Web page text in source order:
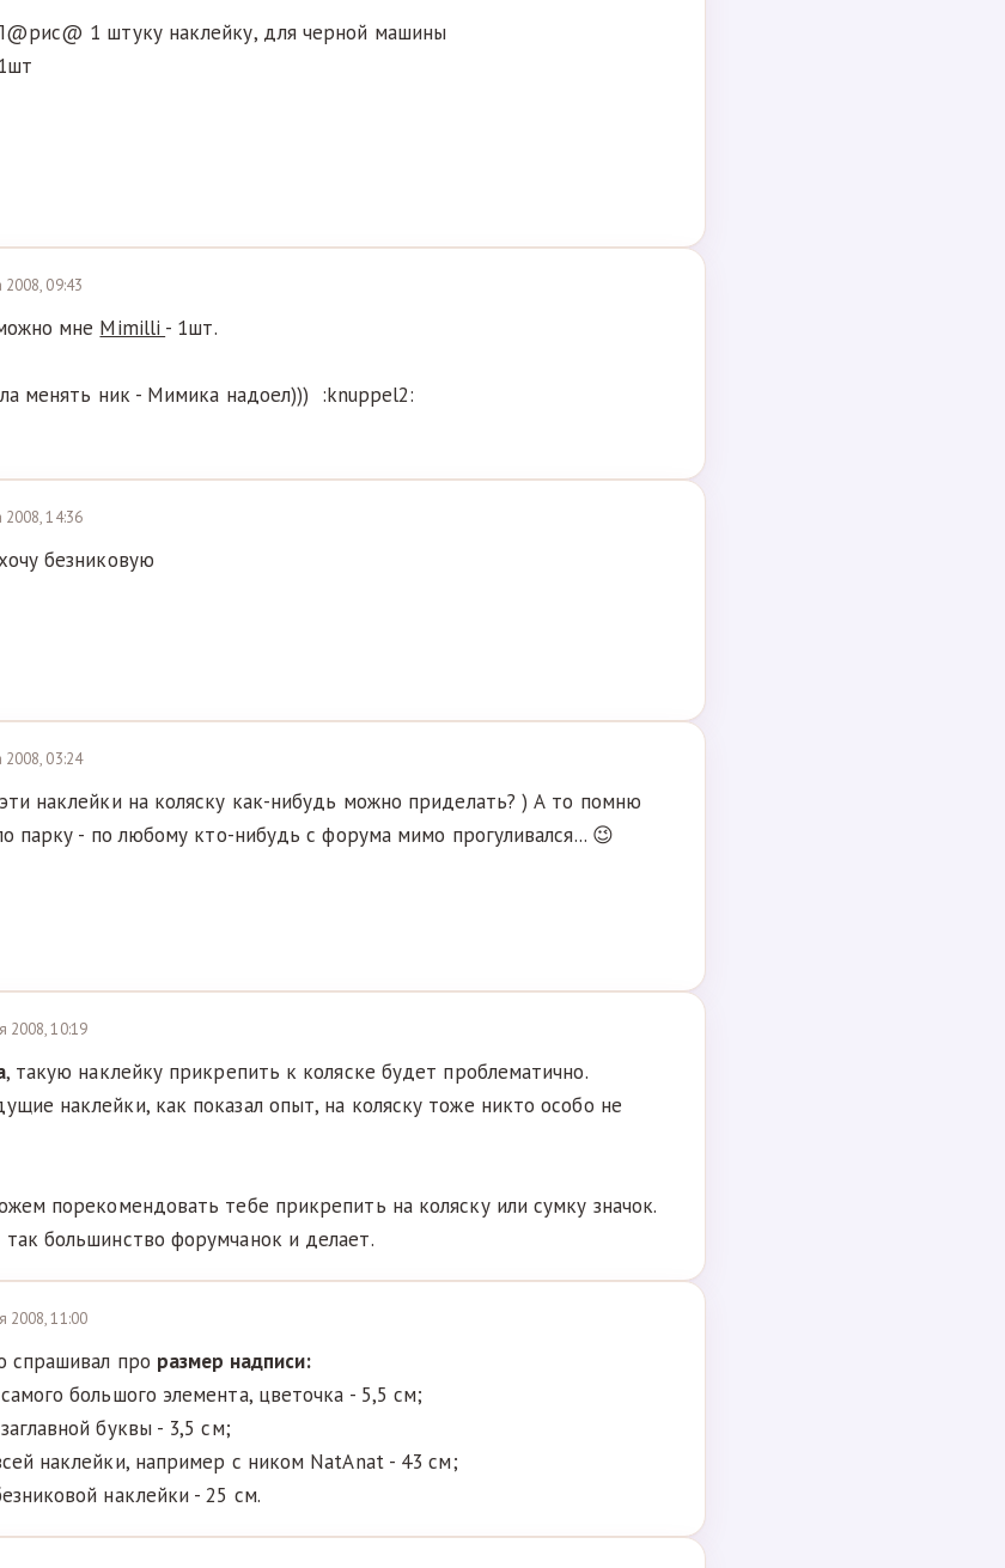
1 штуку наклейку, для черной машины
2008, 09:43
мне Mimilli - 1шт.
менять ник - Мимика надоел))) :knuppel2:
2008, 14:36
безниковую
2008, 03:24
наклейки на коляску как-нибудь можно приделать? ) А то помню
парку - по любому кто-нибудь с форума мимо прогуливался... 😉
2008, 10:19
, такую наклейку прикрепить к коляске будет проблематично.
наклейки, как показал опыт, на коляску тоже никто особо не
порекомендовать тебе прикрепить на коляску или сумку значок.
большинство форумчанок и делает.
2008, 11:00
спрашивал про размер надписи:
большого элемента, цветочка - 5,5 см;
буквы - 3,5 см;
наклейки, например с ником NatAnat - 43 см;
наклейки - 25 см.